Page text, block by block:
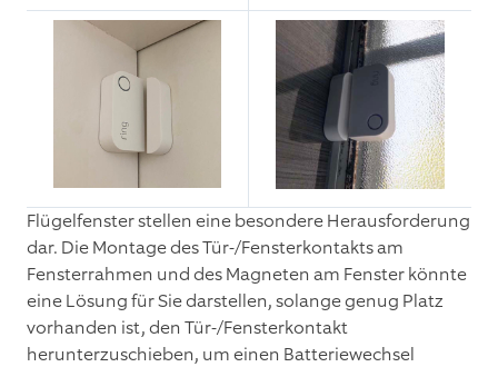
Flügelfenster stellen eine besondere Herausforderung
dar. Die Montage des Tür-/Fensterkontakts am
Fensterrahmen und des Magneten am Fenster könnte
eine Lösung für Sie darstellen, solange genug Platz
vorhanden ist, den Tür-/Fensterkontakt
herunterzuschieben, um einen Batteriewechsel